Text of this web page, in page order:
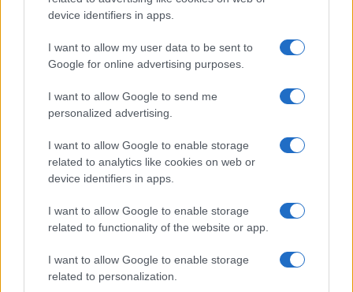
device identifiers in apps.
I want to allow my user data to be sent to
Google for online advertising purposes.
I want to allow Google to send me
personalized advertising.
I want to allow Google to enable storage
related to analytics like cookies on web or
device identifiers in apps.
I want to allow Google to enable storage
related to functionality of the website or app.
I want to allow Google to enable storage
related to personalization.